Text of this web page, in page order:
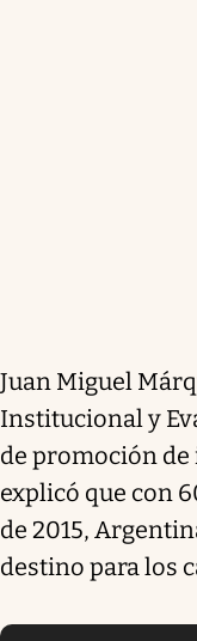
Juan Miguel
Institucional y
de promoción de
explicó que con
de 2015,
destino para los